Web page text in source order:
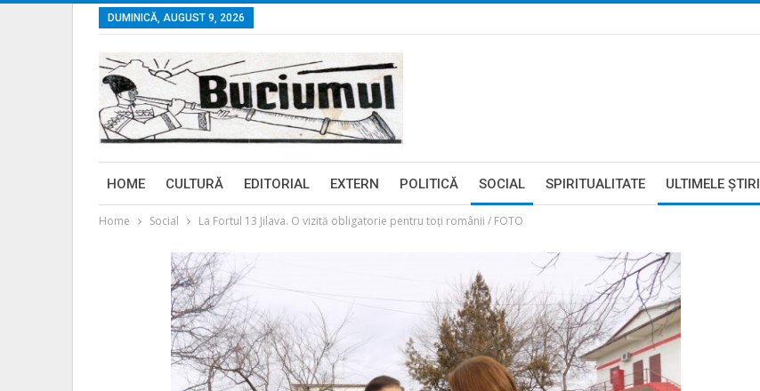
DUMINICĂ, AUGUST 9, 2026
HOME CULTURĂ EDITORIAL EXTERN POLITICĂ SOCIAL SPIRITUALITATE ULTIMELE ŞTIRI
Home Social La Fortul 13 Jilava. O vizită obligatorie pentru toți românii / FOTO